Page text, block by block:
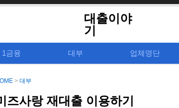
대출이야
기
1금융 대부 업체명단
> 대부
즈사랑 재대출 이용하기